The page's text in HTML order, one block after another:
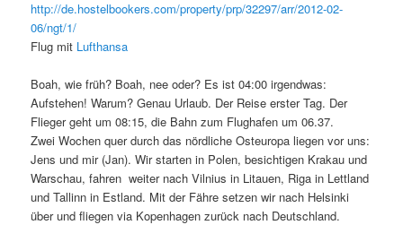
http://de.hostelbookers.com/property/prp/32297/arr/2012-02-
06/ngt/1/
Flug mit Lufthansa
Boah, wie früh? Boah, nee oder? Es ist 04:00 irgendwas:
Aufstehen! Warum? Genau Urlaub. Der Reise erster Tag. Der
Flieger geht um 08:15, die Bahn zum Flughafen um 06.37.
Zwei Wochen quer durch das nördliche Osteuropa liegen vor uns:
Jens und mir (Jan). Wir starten in Polen, besichtigen Krakau und
Warschau, fahren weiter nach Vilnius in Litauen, Riga in Lettland
und Tallinn in Estland. Mit der Fähre setzen wir nach Helsinki
über und fliegen via Kopenhagen zurück nach Deutschland.